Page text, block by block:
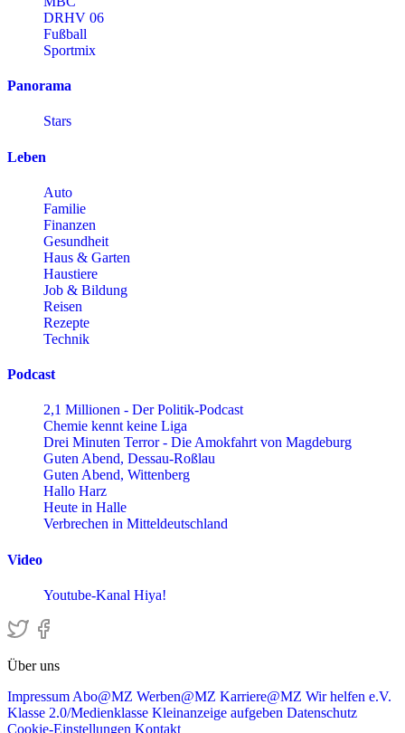
DRHV 06
Fußball
Sportmix
Panorama
Stars
Leben
Auto
Familie
Finanzen
Gesundheit
Haus & Garten
Haustiere
Job & Bildung
Reisen
Rezepte
Technik
Podcast
2,1 Millionen - Der Politik-Podcast
Chemie kennt keine Liga
Drei Minuten Terror - Die Amokfahrt von Magdeburg
Guten Abend, Dessau-Roßlau
Guten Abend, Wittenberg
Hallo Harz
Heute in Halle
Verbrechen in Mitteldeutschland
Video
Youtube-Kanal Hiya!
Über uns
Impressum Abo@MZ Werben@MZ Karriere@MZ Wir helfen e.V.
Klasse 2.0/Medienklasse Kleinanzeige aufgeben Datenschutz
Cookie-Einstellungen Kontakt